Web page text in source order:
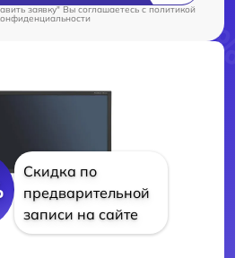
заявку" Вы соглашаетесь cполитикой
Скидка по
предварительной
записи на сайте